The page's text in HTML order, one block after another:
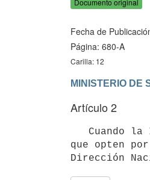
Documento original
Fecha de
Página: 680-A
Carilla: 12
MINISTERIO DE
Artículo 2
que opten